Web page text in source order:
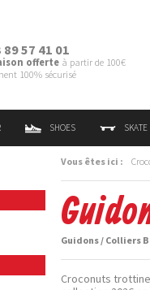
89 57 41 01
offerte à partir de 100€
100% sécurisé
SHOES SKATE
Vous êtes ici :
Guidons / Colliers
Croconuts